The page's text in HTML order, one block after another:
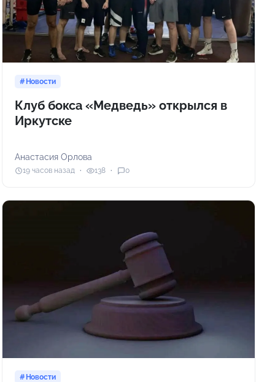
Новости
Клуб бокса «Медведь» открылся в
Иркутске
Анастасия Орлова
19 часов назад 138 0
Новости